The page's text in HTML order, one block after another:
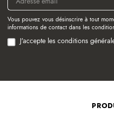
Vous pouvez vous désinscrire à tout
informations de contact dans les
J'accepte les conditions